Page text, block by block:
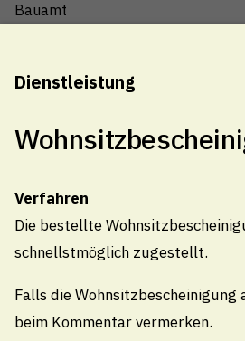
Bauamt
Werkpläne Strom- und
Technische Betriebe -
Wohnsitzbescheinigung
Einwohneramt
Dienstleistung
Verfahren
Die bestellte
schnellstmöglich zugestellt.
Falls die
beim Kommentar vermerken.